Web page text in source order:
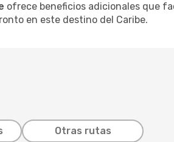
ofrece beneficios adicionales que
en este destino del Caribe.
Otras rutas